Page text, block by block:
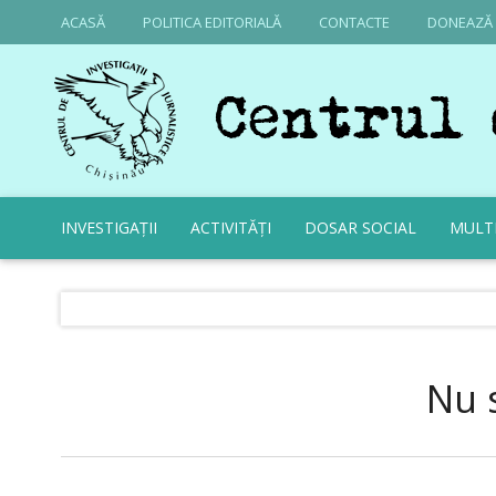
ACASĂ POLITICA EDITORIALĂ CONTACTE DONEAZĂ
INVESTIGAȚII ACTIVITĂȚI DOSAR SOCIAL
Nu